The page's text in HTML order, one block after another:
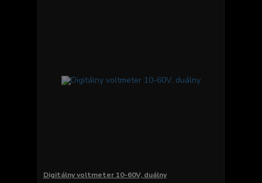
Digitálny voltmeter 10-60V, duálny